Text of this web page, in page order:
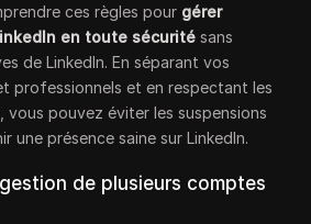
ces règles pour gérer
en toute sécurité sans
de LinkedIn. En séparant vos
professionnels et en respectant les
vous pouvez éviter les suspensions
une présence saine sur LinkedIn.
de plusieurs comptes